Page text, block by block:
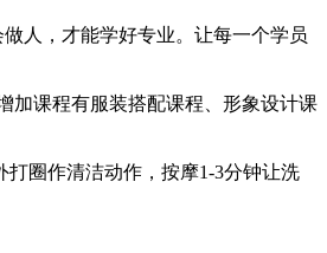
人，才能学好专业。让每一个学员
加课程有服装搭配课程、形象设计课
圈作清洁动作，按摩1-3分钟让洗